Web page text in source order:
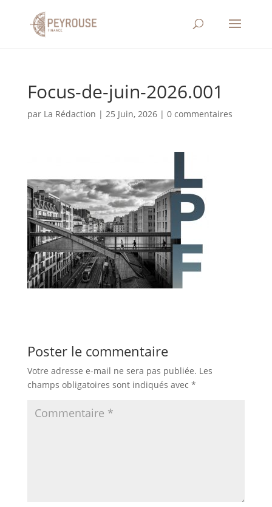
Focus-de-juin-2026.001
par La Rédaction | 25 Juin, 2026| 0 commentaires
Poster le commentaire
Votre adresse e-mail ne sera pas publiée. Les
champs obligatoires sont indiqués avec *